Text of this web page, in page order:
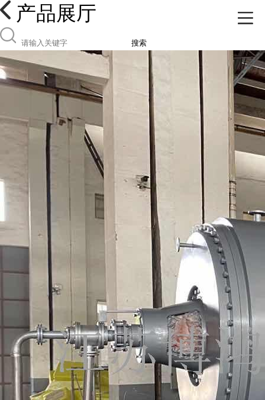
产品展厅
搜索